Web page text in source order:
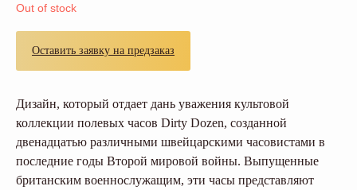
Out of stock
Оставить заявку на предзаказ
Дизайн, который отдает дань уважения культовой
коллекции полевых часов Dirty Dozen, созданной
двенадцатью различными швейцарскими часовистами в
последние годы Второй мировой войны. Выпущенные
британским военнослужащим, эти часы представляют